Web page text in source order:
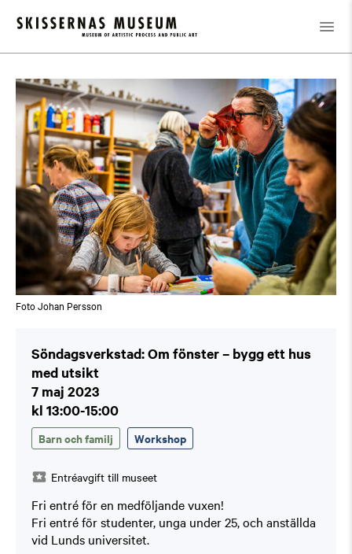
Kalender / Söndagsverkstad: Om fönster – bygg ett hus med
Foto Johan Persson
Söndagsverkstad: Om fönster – bygg ett hus
med utsikt
7 maj 2023
kl 13:00-15:00
Barn och familj Workshop
Entréavgift till museet
Fri entré för en medföljande vuxen!
Fri entré för studenter, unga under 25, och anställda
vid Lunds universitet.